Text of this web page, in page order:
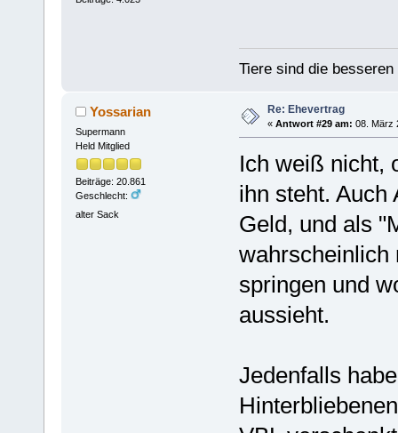
Tiere sind die
Yossarian
Supermann
Held Mitglied
Beiträge: 20.861
Geschlecht:
alter Sack
Re: Ehevertrag
« Antwort #29 am: 08. März
Ich weiß nicht,
ihn steht. Auch
Geld, und als
wahrscheinlich
springen und
aussieht.
Jedenfalls